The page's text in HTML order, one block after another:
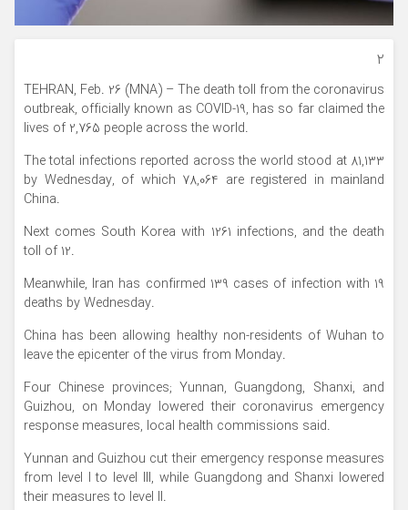
۲
TEHRAN, Feb. 26 (MNA) – The death toll from the coronavirus
outbreak, officially known as COVID-19, has so far claimed the
lives of 2,765 people across the world.
The total infections reported across the world stood at 81,133
by Wednesday, of which 78,064 are registered in mainland
China.
Next comes South Korea with 1261 infections, and the death
toll of 12.
Meanwhile, Iran has confirmed 139 cases of infection with 19
deaths by Wednesday.
China has been allowing healthy non-residents of Wuhan to
leave the epicenter of the virus from Monday.
Four Chinese provinces; Yunnan, Guangdong, Shanxi, and
Guizhou, on Monday lowered their coronavirus emergency
response measures, local health commissions said.
Yunnan and Guizhou cut their emergency response measures
from level I to level III, while Guangdong and Shanxi lowered
their measures to level II.